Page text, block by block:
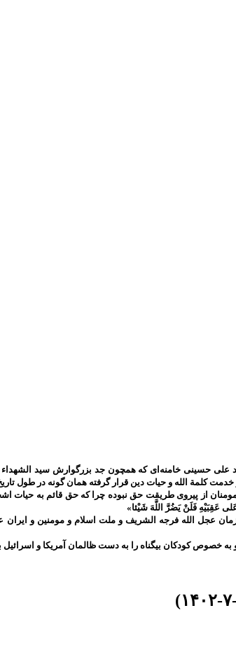
حسینی خامنه‌ای که همچون جد بزرگوارش سید الشهداء
خدمت کلمة الله و حیات دین قرار گرفته همان گونه در
مومنان از پیروی طریقت حق نبوده چرا که حق قائم به
عَقِبَيْهِ فَلَنْ يَضُرَّ اللَّهَ شَيْئا»
عجل الله فرجه الشریف و ملت اسلام و مومنین و
خصوص کودکان بیگناه را به دست ظالمان آمریکا و